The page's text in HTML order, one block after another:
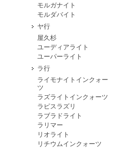
モルガナイト
モルダバイト
ヤ行
屋久杉
ユーディアライト
ユーパーライト
ラ行
ライモナイトインクォー
ツ
ラズライトインクォーツ
ラピスラズリ
ラブラドライト
ラリマー
リオライト
リチウムインクォーツ